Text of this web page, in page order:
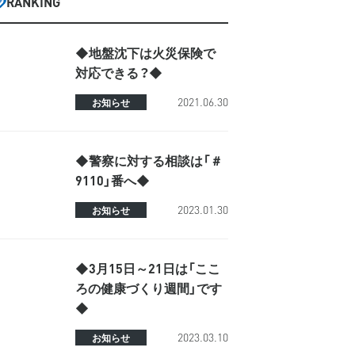
◆地盤沈下は火災保険で
対応できる？◆
お知らせ 2021.06.30
◆警察に対する相談は「＃
9110」番へ◆
お知らせ 2023.01.30
◆3月15日～21日は「ここ
ろの健康づくり週間」です
◆
お知らせ 2023.03.10